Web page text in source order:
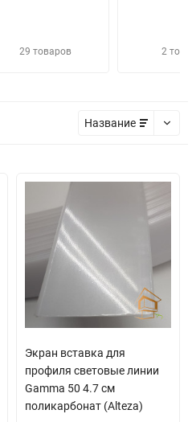
29 товаров 2
Название
Экран вставка для
профиля световые линии
Gamma 50 4.7 см
поликарбонат (Alteza)